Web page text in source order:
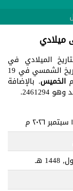
. ويتوافق مع التاريخ الشمسي في 19
الخميس. بالإضافة